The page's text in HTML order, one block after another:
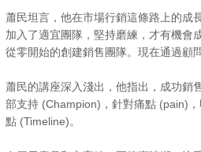
蕭民坦言，他在市場行銷這條路上的成
加入了適宜團隊，堅持磨練，才有機會
從零開始的創建銷售團隊。現在通過顧
蕭民的講座深入淺出，他指出，成功銷
部支持 (Champion)，針對痛點 (pain)
點 (Timeline)。